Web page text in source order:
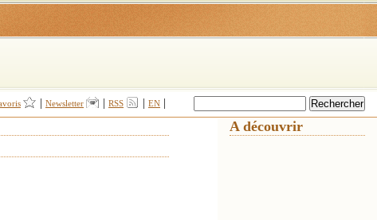
Newsletter RSS EN
A découvrir